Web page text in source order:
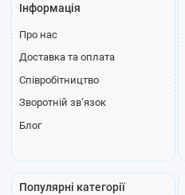
Інформація
Про нас
Доставка та оплата
Співробітництво
Зворотній зв’язок
Блог
Популярні категорії